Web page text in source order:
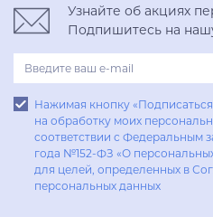
Узнайте об акциях
Подпишитесь на
Нажимая кнопку
на обработку моих
соответствии с Федеральным
года №152-ФЗ «О
для целей, определенных в
персональных данных